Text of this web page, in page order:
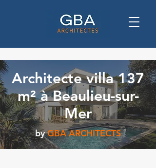
Architecte villa 137
m² à Beaulieu-sur-
Mer
by GBA ARCHITECTS